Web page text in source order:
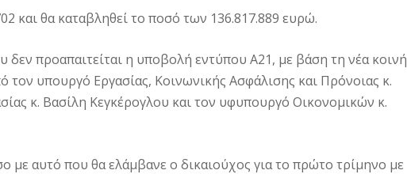
και θα καταβληθεί το ποσό των 136.817.889 ευρώ.
προαπαιτείται η υποβολή εντύ­που Α21, με βάση τη νέα κοινή
υπουργό Εργασίας, Κοινωνικής Ασφάλισης και Πρόνοιας κ.
κ. Βασίλη Κεγκέρογλου και τον υφυπουργό Οικο­νομικών κ.
με αυτό που θα ελάμβανε ο δικαιούχος για το πρώτο τρίμηνο με